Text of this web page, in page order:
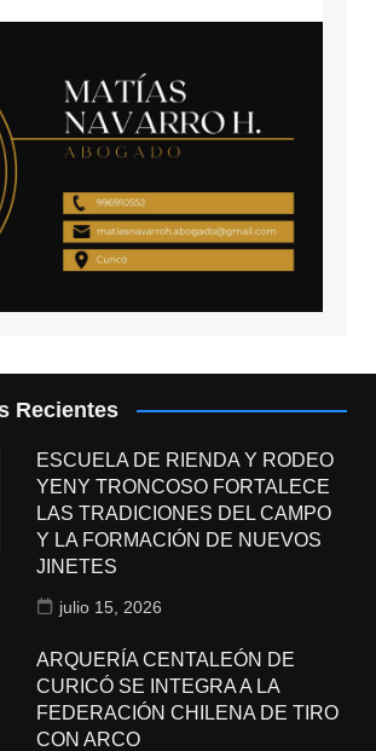
Recientes
ESCUELA DE RIENDA Y RODEO
YENY TRONCOSO FORTALECE
LAS TRADICIONES DEL CAMPO
Y LA FORMACIÓN DE NUEVOS
JINETES
julio 15, 2026
ARQUERÍA CENTALEÓN DE
CURICÓ SE INTEGRA A LA
FEDERACIÓN CHILENA DE TIRO
CON ARCO